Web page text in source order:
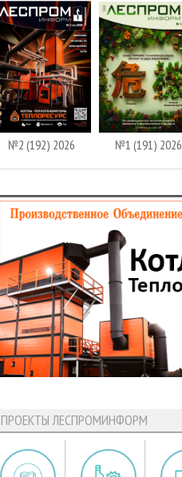
№2 (192) 2026 №1 (191) 2026
ПРОЕКТЫ ЛЕСПРОМИНФОРМ